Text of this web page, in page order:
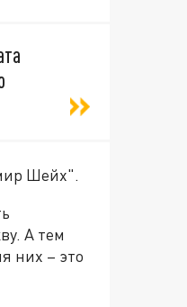
Шейх".
А тем
них – это